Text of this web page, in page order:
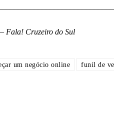
Fala! Cruzeiro do Sul
um negócio online funil de